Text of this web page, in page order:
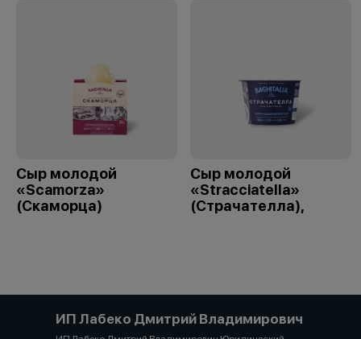
Сыр молодой
«Scamorza»
(Скаморца)
Сыр молодой
«Stracciatella»
(Страчателла),
ИП Лабеко Дмитрий Владимирович